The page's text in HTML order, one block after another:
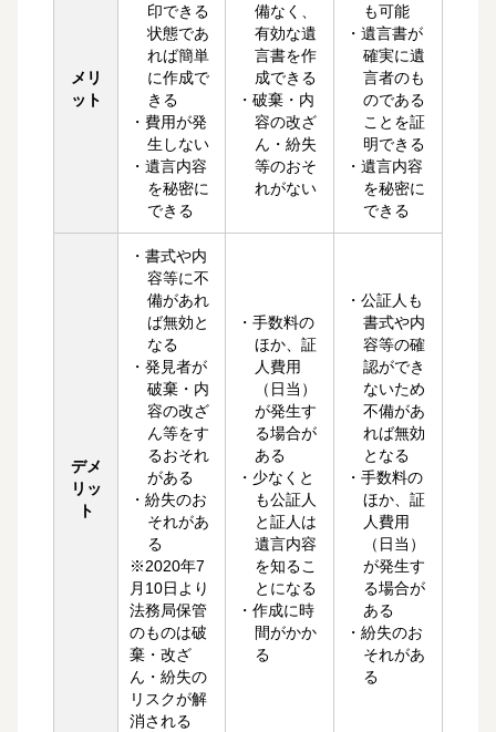
メリ
ット
印できる
状態であ
れば簡単
に作成で
きる
・費用が発
生しない
・遺言内容
を秘密に
できる
備なく、
有効な遺
言書を作
成できる
・破棄・内
容の改ざ
ん・紛失
等のおそ
れがない
も可能
・遺言書が
確実に遺
言者のも
のである
ことを証
明できる
・遺言内容
を秘密に
できる
デメ
リッ
ト
・書式や内
容等に不
備があれ
ば無効と
なる
・発見者が
破棄・内
容の改ざ
ん等をす
るおそれ
がある
・紛失のお
それがあ
る
※2020年7
月10日より
法務局保管
のものは破
棄・改ざ
ん・紛失の
リスクが解
消される
・手数料の
ほか、証
人費用
（日当）
が発生す
る場合が
ある
・少なくと
も公証人
と証人は
遺言内容
を知るこ
とになる
・作成に時
間がかか
る
・公証人も
書式や内
容等の確
認ができ
ないため
不備があ
れば無効
となる
・手数料の
ほか、証
人費用
（日当）
が発生す
る場合が
ある
・紛失のお
それがあ
る